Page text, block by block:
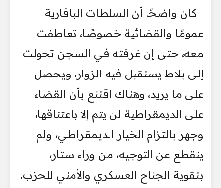
كان واضحًا أن السلطات البافارية
عمومًا والقضائية خصوصًا، تعاطفت
معه، حتى إن غرفته في السجن تحولت
إلى بلاط يستقبل فيه الزوار، ويحصل
على ما يريد، وهناك اقتنع بأن القضاء
على الديمقراطية لن يتم إلا باعتناقها،
وجهر بالتزام الخيار الديمقراطي، ولم
ينقطع عن التوجيه، من وراء ستار،
بتقوية الجناح العسكري والأمني للحزب.